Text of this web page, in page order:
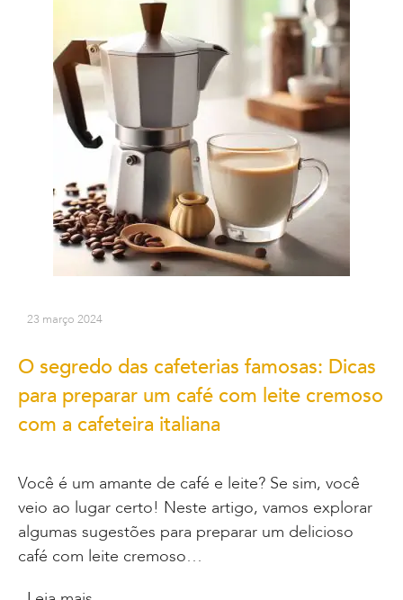
23 março 2024
O segredo das cafeterias famosas: Dicas
para preparar um café com leite cremoso
com a cafeteira italiana
Você é um amante de café e leite? Se sim, você
veio ao lugar certo! Neste artigo, vamos explorar
algumas sugestões para preparar um delicioso
café com leite cremoso…